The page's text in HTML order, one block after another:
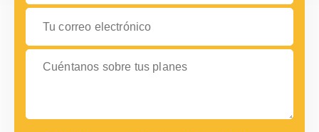
Tu correo electrónico
Cuéntanos sobre tus planes